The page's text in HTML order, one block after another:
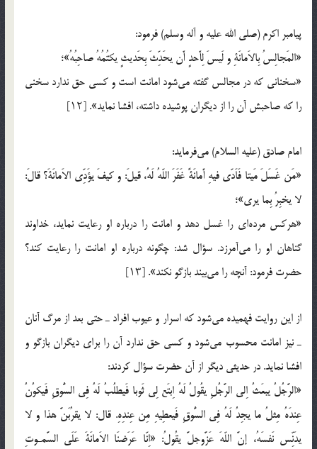
پیامبر اکرم (صلی الله علیه و آله وسلم) فرمود:
«المَجالِسُ بِالاَمانَةِ و لَیسَ لِأَحدٍ أَن یحَدِّثَ بِحَدیثٍ یکتُمُهُ صاحِبُهُ»؛
«سخنانی که در مجالس گفته می‌شود امانت است و کسی حق ندارد سخنی
را که صاحبش آن را از دیگران پوشیده داشته، افشا نماید». [۱۲]
امام صادق (علیه السلام) می‌فرماید:
«مَن غَسَلَ مَیتا فَاَدّی فیهِ أَمانَةً غَفَرَ اللّهُ لَهُ، قیلَ: و کیفَ یؤَدِّی الاَمانَةَ؟ قالَ:
لا یخبِرُ بِما یری»؛
«هرکس مرده‌ای را غسل دهد و امانت را درباره او رعایت نماید، خداوند
گناهان او را می‌آمرزد. سؤال شد: چگونه درباره او امانت را رعایت کند؟
حضرت فرمود: آنچه را می‌بیند بازگو نکند». [۱۳]
از این روایت فهمیده می‌شود که اسرار و عیوب افراد ـ حتی بعد از مرگ آنان
ـ نیز امانت محسوب می‌شود و کسی حق ندارد آن را برای دیگران بازگو و
افشا نماید. در حدیثی دیگر از آن حضرت سؤال کردند:
«الرَّجُلُ یبعَثُ اِلی الرَّجُلِ یقُولُ لَهُ اِبتَع لِی ثَوبا فَیطلُبُ لَهُ فِی السُّوقِ فَیکوُنُ
عِندَهُ مِثلُ ما یجِدُ لَهُ فِی السُّوقِ فَیعطِیهِ مِن عِندِهِ. قال: لا یقرُبَنَّ هذا و لا
یدَنِّس نَفسَهُ، إنَّ اللّهَ عَزَّوجلَّ یقُولُ: «اِنّا عَرَضنَا الاَمانَةَ عَلَی السَّمـوتِ